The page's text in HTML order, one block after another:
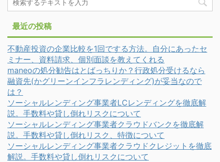
最近の投稿
不動産投資の企業比較を1回でする方法。自分にあったセ
ミナー、資料請求、個別面談を教えてくれる
maneoの処分勧告はとばっちりか？行政処分受けるなら
融資先(かグリーンインフラレンディング)が妥当なので
は？
ソーシャルレンディング事業者LCレンディングを徹底解
説。手数料や貸し倒れリスクについて
ソーシャルレンディング事業者クラウドバンクを徹底解
説。手数料や貸し倒れリスク、特徴について
ソーシャルレンディング事業者クラウドクレジットを徹底
解説。手数料や貸し倒れリスクについて